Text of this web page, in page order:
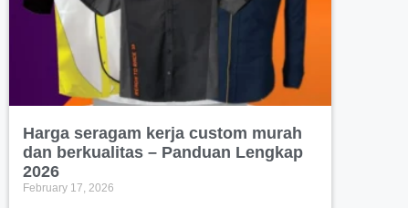
Harga seragam kerja custom murah
dan berkualitas – Panduan Lengkap
2026
February 17, 2026